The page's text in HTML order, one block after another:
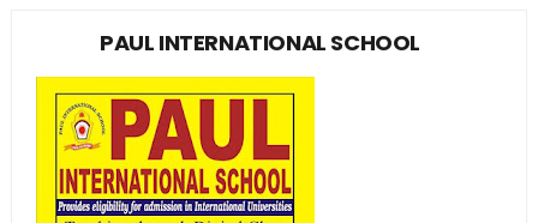
PAUL INTERNATIONAL SCHOOL